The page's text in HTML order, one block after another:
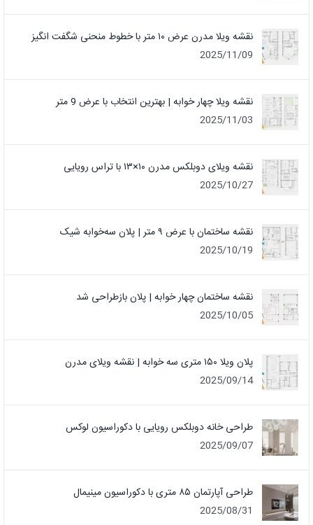
نقشه ویلا مدرن عرض ۱۰ متر با خطوط منحنی شگفت انگیز
2025/11/09
نقشه ویلا چهار خوابه | بهترین انتخاب با عرض 9 متر
2025/11/03
نقشه ویلای دوبلکس مدرن ۱۰×۱۳ با تراس رویایی
2025/10/27
نقشه ساختمان با عرض ۹ متر | پلان سه‌خوابه شیک
2025/10/19
نقشه ساختمان چهار خوابه | پلان بازطراحی شد
2025/10/05
پلان ویلا ۱۵۰ متری سه خوابه | نقشه ویلای مدرن
2025/09/14
طراحی خانه دوبلکس رویایی با دکوراسیون لوکس
2025/09/07
طراحی آپارتمان ۸۵ متری با دکوراسیون مینیمال
2025/08/31